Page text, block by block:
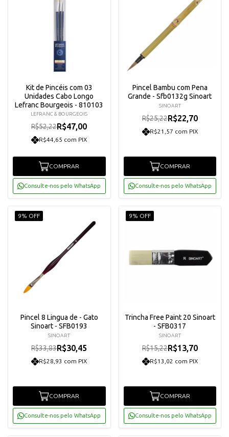
Kit de Pincéis com 03
Unidades Cabo Longo
Lefranc Bourgeois - 810103
LEFRANC & BOURGEOIS
R$52,22R$47,00
R$44,65 com PIX
COMPRAR
Consulte-nos pelo WhatsApp
Pincel Bambu com Pena
Grande - Sfb0132g Sinoart
SINOART
R$25,22R$22,70
R$21,57 com PIX
COMPRAR
Consulte-nos pelo WhatsApp
9% OFF
Pincel 8 Lingua de - Gato
Sinoart - SFB0193
SINOART
R$33,83R$30,45
R$28,93 com PIX
COMPRAR
Consulte-nos pelo WhatsApp
9% OFF
Trincha Free Paint 20 Sinoart
- SFB0317
SINOART
R$15,22R$13,70
R$13,02 com PIX
COMPRAR
Consulte-nos pelo WhatsApp